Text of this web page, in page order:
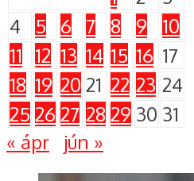
4
5 6 7 8 9
10
11
12 13 14 15 16 17
18 19 20 21 22 23 24
25 26 27 28 29 30 31
« ápr
jún »